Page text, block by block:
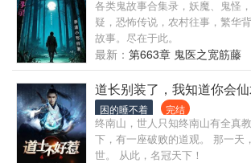
柔多情实则没有心，一心都是享
有些偏执但怂的恋爱脑，内心想
践，只能偷偷阴暗扭曲爬行。一心
各类鬼故事合集录，妖魔、鬼怪
疑，恐怖传说，农村往事，繁华
故事。尽在于此。
最新： 第663章 鬼医之宽筋藤
道长别装了，我知道你会
困的睡不着 完结
终南山，世人只知终南山有全真
下，有一座破败的道观。 那一天
世。 从此，名冠天下！